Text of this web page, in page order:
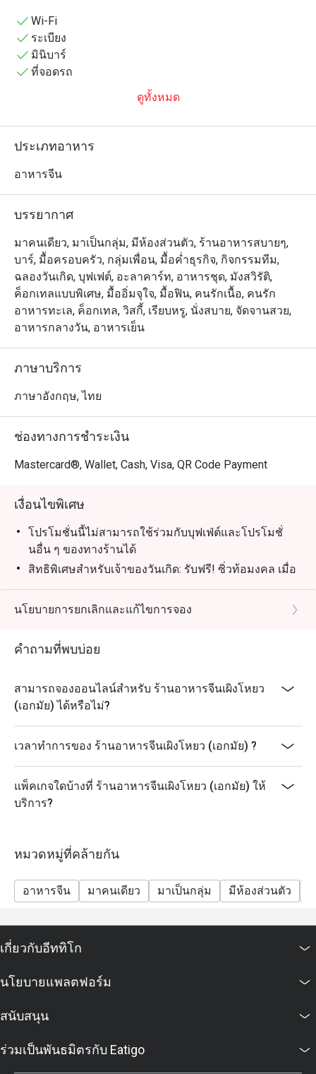
Wi-Fi
ระเบียง
มินิบาร์
ที่จอดรถ
ดูทั้งหมด
ประเภทอาหาร
อาหารจีน
บรรยากาศ
มาคนเดียว, มาเป็นกลุ่ม, มีห้องส่วนตัว, ร้านอาหารสบายๆ,
บาร์, มื้อครอบครัว, กลุ่มเพื่อน, มื้อค่ำธุรกิจ, กิจกรรมทีม,
ฉลองวันเกิด, บุฟเฟต์, อะลาคาร์ท, อาหารชุด, มังสวิรัติ,
ค็อกเทลแบบพิเศษ, มื้ออิ่มจุใจ, มื้อฟิน, คนรักเนื้อ, คนรัก
อาหารทะเล, ค็อกเทล, วิสกี้, เรียบหรู, นั่งสบาย, จัดจานสวย,
อาหารกลางวัน, อาหารเย็น
ภาษาบริการ
ภาษาอังกฤษ, ไทย
ช่องทางการชำระเงิน
Mastercard®, Wallet, Cash, Visa, QR Code Payment
เงื่อนไขพิเศษ
โปรโมชั่นนี้ไม่สามารถใช้ร่วมกับบุฟเฟ่ต์และโปรโมชั่
นอื่น ๆ ของทางร้านได้
สิทธิพิเศษสำหรับเจ้าของวันเกิด: รับฟรี! ซิ่วท้อมงคล เมื่อ
มาฉลองวันเกิดที่ร้านของเรา
(เงื่อนไข: กรุณาจองล่วงหน้าอย่างน้อย 24 ชั่วโมง และ
นโยบายการยกเลิกและแก้ไขการจอง
คำถามที่พบบ่อย
สามารถจองออนไลน์สำหรับ ร้านอาหารจีนเผิงโหยว
(เอกมัย) ได้หรือไม่?
เวลาทำการของ ร้านอาหารจีนเผิงโหยว (เอกมัย) ?
แพ็คเกจใดบ้างที่ ร้านอาหารจีนเผิงโหยว (เอกมัย) ให้
บริการ?
หมวดหมู่ที่คล้ายกัน
อาหารจีน มาคนเดียว มาเป็นกลุ่ม มีห้องส่วนตัว
เกี่ยวกับอีททิโก
นโยบายแพลตฟอร์ม
สนับสนุน
ร่วมเป็นพันธมิตรกับ Eatigo